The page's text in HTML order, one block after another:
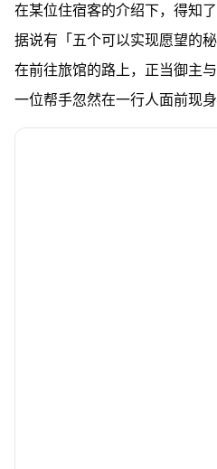
在某位住宿客的介绍下，得知
据说有「五个可以实现愿望的秘
在前往旅馆的路上，正当御主
一位帮手忽然在一行人面前现